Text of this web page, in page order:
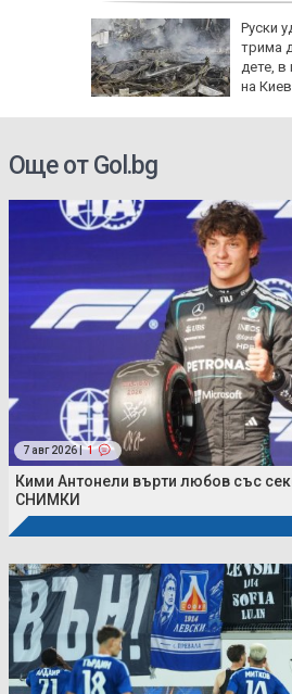
Руски
трима
дете, в
на Киев
Още от Gol.bg
7 авг 2026 | 1
Кими Антонели върти любов със
СНИМКИ